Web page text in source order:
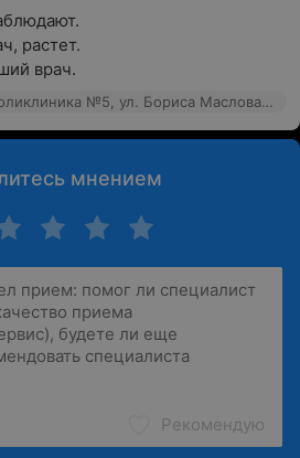
растет.
врач.
Брестская городская поликлиника №5, ул. Бориса Маслова, 4
мнением
Рекомендую